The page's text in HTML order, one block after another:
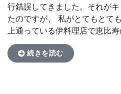
行錯誤してきました。それが
たのですが、 私がとてもとて
上通っている伊料理店で恵比寿
続きを読む